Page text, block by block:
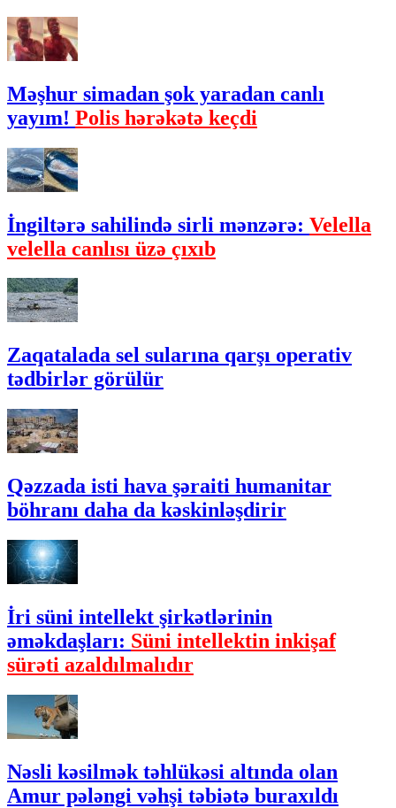
Məşhur simadan şok yaradan canlı
yayım! Polis hərəkətə keçdi
İngiltərə sahilində sirli mənzərə: Velella
velella canlısı üzə çıxıb
Zaqatalada sel sularına qarşı operativ
tədbirlər görülür
Qəzzada isti hava şəraiti humanitar
böhranı daha da kəskinləşdirir
İri süni intellekt şirkətlərinin
əməkdaşları: Süni intellektin inkişaf
sürəti azaldılmalıdır
Nəsli kəsilmək təhlükəsi altında olan
Amur pələngi vəhşi təbiətə buraxıldı